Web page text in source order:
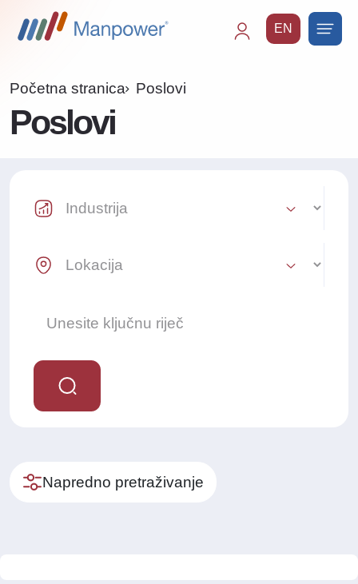
EN
Početna stranica Poslovi
Poslovi
Industry Select
Location Select
Napredno pretraživanje